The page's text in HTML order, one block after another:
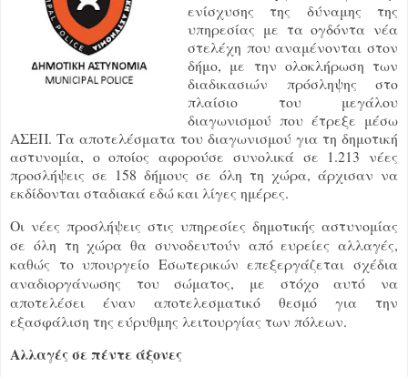
ενίσχυσης της δύναμης της
υπηρεσίας με τα ογδόντα νέα
στελέχη που αναμένονται στον
δήμο, με την ολοκλήρωση των
διαδικασιών πρόσληψης στο
πλαίσιο του μεγάλου
διαγωνισμού που έτρεξε μέσω
ΑΣΕΠ. Τα αποτελέσματα του διαγωνισμού για τη δημοτική
αστυνομία, ο οποίος αφορούσε συνολικά σε 1.213 νέες
προσλήψεις σε 158 δήμους σε όλη τη χώρα, άρχισαν να
εκδίδονται σταδιακά εδώ και λίγες ημέρες.
Οι νέες προσλήψεις στις υπηρεσίες δημοτικής αστυνομίας
σε όλη τη χώρα θα συνοδευτούν από ευρείες αλλαγές,
καθώς το υπουργείο Εσωτερικών επεξεργάζεται σχέδια
αναδιοργάνωσης του σώματος, με στόχο αυτό να
αποτελέσει έναν αποτελεσματικό θεσμό για την
εξασφάλιση της εύρυθμης λειτουργίας των πόλεων.
Αλλαγές σε πέντε άξονες